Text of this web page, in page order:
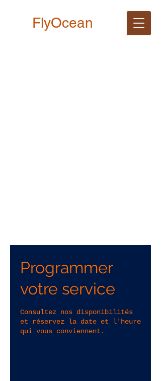
FlyOcean
Programmer
votre service
Consultez nos disponibilités
et réservez la date et l'heure
qui vous conviennent.